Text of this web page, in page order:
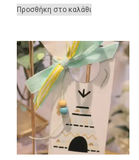
Προσθήκη στο καλάθι